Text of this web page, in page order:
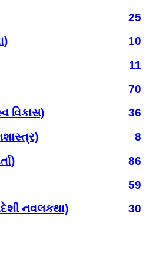
25
10
11
70
વિકાસ)
36
8
86
59
નવલકથા)
30